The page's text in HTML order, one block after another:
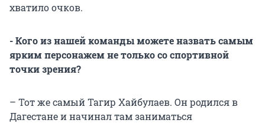
хватило очков.
- Кого из нашей команды можете назвать самым
ярким персонажем не только со спортивной
точки зрения?
– Тот же самый Тагир Хайбулаев. Он родился в
Дагестане и начинал там заниматься